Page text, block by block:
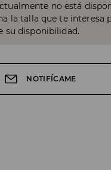
no está
la talla que te interesa
su disponibilidad.
NOTIFÍCAME